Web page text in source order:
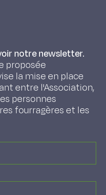
notre newsletter.
proposée
la mise en place
entre l'Association,
personnes
fourragères et les